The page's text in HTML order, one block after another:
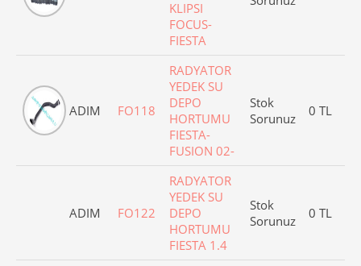
KLIPSI
FOCUS-
FIESTA
ADIM FO118
RADYATOR
YEDEK SU
DEPO
HORTUMU
FIESTA-
FUSION 02-
Stok
Sorunuz
0 TL
ADIM FO122
RADYATOR
YEDEK SU
DEPO
HORTUMU
FIESTA 1.4
Stok
Sorunuz
0 TL